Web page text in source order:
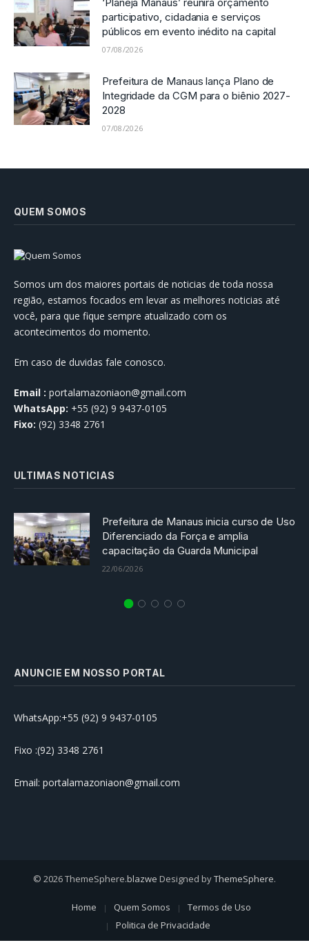
participativo, cidadania e serviços
públicos em evento inédito na capital
07/08/2026
Prefeitura de Manaus lança Plano de
Integridade da CGM para o biênio 2027-
2028
07/08/2026
QUEM SOMOS
Somos um dos maiores portais de noticias de toda nossa
região, estamos focados em levar as melhores noticias até
você, para que fique sempre atualizado com os
acontecimentos do momento.
Em caso de duvidas fale conosco.
Email : portalamazoniaon@gmail.com
WhatsApp: +55 (92) 9 9437-0105
Fixo: (92) 3348 2761
ULTIMAS NOTICIAS
Prefeitura de Manaus inicia curso de Uso
Diferenciado da Força e amplia
capacitação da Guarda Municipal
22/06/2026
ANUNCIE EM NOSSO PORTAL
WhatsApp:+55 (92) 9 9437-0105
Fixo :(92) 3348 2761
Email: portalamazoniaon@gmail.com
© 2026 ThemeSphere.blazwe Designed byThemeSphere.
Home Quem Somos
Termos de Uso
Politica de Privacidade